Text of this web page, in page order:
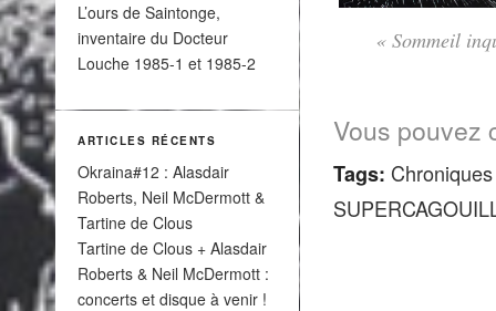
« Sommeil
Vous pouvez
Tags:
L’ours de Saintonge,
inventaire du Docteur
Louche 1985-1 et 1985-2
ARTICLES RÉCENTS
Okraina#12 : Alasdair
Roberts, Neil McDermott &
Tartine de Clous
Tartine de Clous + Alasdair
Roberts & Neil McDermott :
concerts et disque à venir !